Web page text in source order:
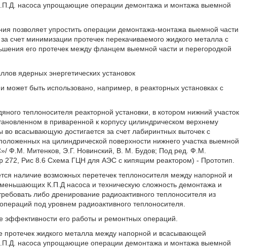
насоса упрощающие операции демонтажа и монтажа выемной
позволяет упростить операции демонтажа-монтажа выемной части
счет минимизации протечек перекачиваемого жидкого металла с
его протечек между фланцем выемной части и перегородкой
ядерных энергетических установок
может быть использовано, например, в реакторных установках с
теплоносителя реакторной установки, в котором нижний участок
в приваренной к корпусу цилиндрическом верхнему
всасывающую достигается за счет лабиринтных выточек с
на цилиндрической поверхности нижнего участка выемной
Ф.М. Митенков, Э.Г. Новинский, В. М. Будов; Под ред. Ф.М.
272, Рис 8.6 Схема ГЦН для АЭС с кипящим реактором) - Прототип.
наличие возможных перетечек теплоносителя между напорной и
К.П.Д насоса и техническую сложность демонтажа и
либо дренирование радиоактивного теплоносителя из
под уровнем радиоактивного теплоносителя.
его работы и ремонтных операций.
протечек жидкого металла между напорной и всасывающей
насоса упрощающие операции демонтажа и монтажа выемной